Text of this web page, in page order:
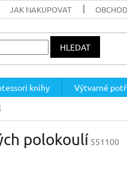
JAK NAKUPOVAT
HLEDAT
knihy Výtvarné
polokoulí 551100